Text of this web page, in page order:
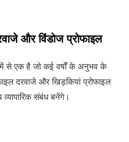
और विंडोज प्रोफाइल
में से एक है जो कई वर्षों के अनुभव के
दरवाजे और खिड़कियां प्रोफाइल
संबंध बनेंगे।